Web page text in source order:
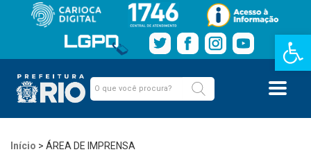
Barra de
Início > ÁREA DE IMPRENSA